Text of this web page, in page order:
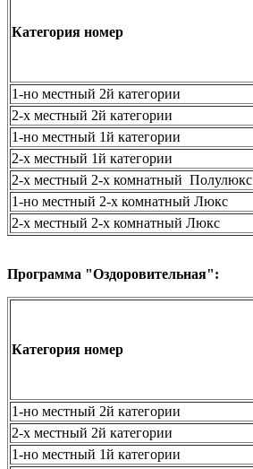
Категория номер
1-но местный 2й категории
2-х местный 2й категории
1-но местный 1й категории
2-х местный 1й категории
2-х местный 2-х комнатный Полулюкс
1-но местный 2-х комнатный Люкс
2-х местный 2-х комнатный Люкс
Программа "Оздоровительная":
Категория номер
1-но местный 2й категории
2-х местный 2й категории
1-но местный 1й категории